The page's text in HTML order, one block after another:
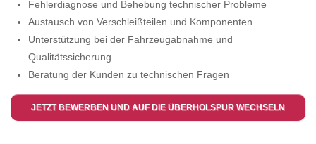
Fehlerdiagnose und Behebung technischer Probleme
Austausch von Verschleißteilen und Komponenten
Unterstützung bei der Fahrzeugabnahme und
Qualitätssicherung
Beratung der Kunden zu technischen Fragen
JETZT BEWERBEN UND AUF DIE ÜBERHOLSPUR WECHSELN